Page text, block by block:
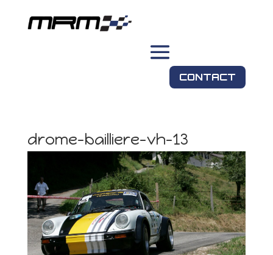
CONTACT
drome-bailliere-vh-13